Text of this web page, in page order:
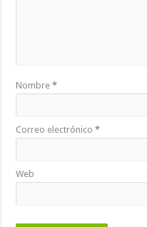
Nombre*
Correo electrónico*
Web